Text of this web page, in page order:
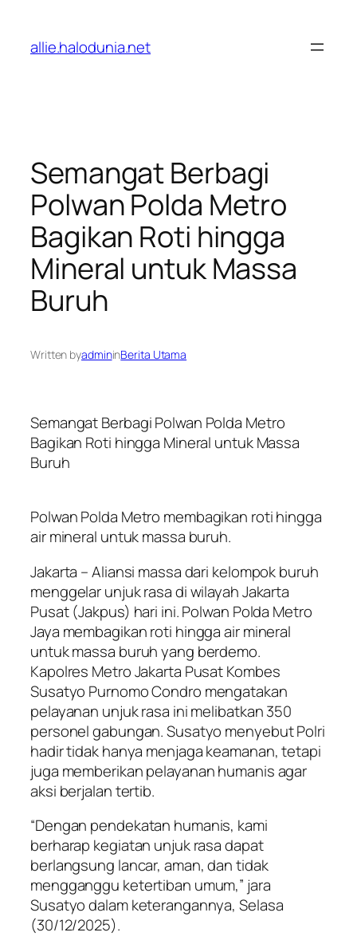
konten
allie.halodunia.net
Semangat Berbagi
Polwan Polda Metro
Bagikan Roti hingga
Mineral untuk Massa
Buruh
Written byadmininBerita Utama
Semangat Berbagi Polwan Polda Metro
Bagikan Roti hingga Mineral untuk Massa
Buruh
Polwan Polda Metro membagikan roti hingga
air mineral untuk massa buruh.
Jakarta – Aliansi massa dari kelompok buruh
menggelar unjuk rasa di wilayah Jakarta
Pusat (Jakpus) hari ini. Polwan Polda Metro
Jaya membagikan roti hingga air mineral
untuk massa buruh yang berdemo.
Kapolres Metro Jakarta Pusat Kombes
Susatyo Purnomo Condro mengatakan
pelayanan unjuk rasa ini melibatkan 350
personel gabungan. Susatyo menyebut Polri
hadir tidak hanya menjaga keamanan, tetapi
juga memberikan pelayanan humanis agar
aksi berjalan tertib.
“Dengan pendekatan humanis, kami
berharap kegiatan unjuk rasa dapat
berlangsung lancar, aman, dan tidak
mengganggu ketertiban umum,” jara
Susatyo dalam keterangannya, Selasa
(30/12/2025).